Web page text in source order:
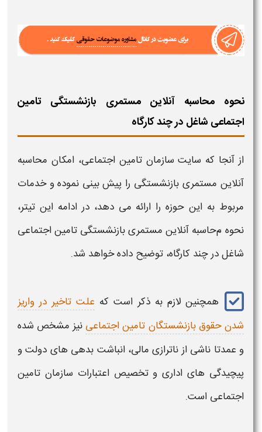
نحوه محاسبه آنلاین مستمری بازنشستگی تامین
اجتماعی شاغل در چند کارگاه
از آنجا که سایت سازمان تامین اجتماعی، امکان محاسبه
آنلاین مستمری بازنشستگی را پیش بینی نموده و خدمات
مربوط به این حوزه را ارائه می دهد، در ادامه این تیتر،
نحوه محاسبه آنلاین مستمری بازنشستگی تامین اجتماعی
شاغل در چند کارگاه، توضیح داده خواهد شد.
همچنین لازم به ذکر است که علت تاخیر در واریز
شدن حقوق بازنشستگان تامین اجتماعی نیز مشخص شده
و عمدتا ناشی از ناترازی مالی، انباشت بدهی‌ های دولت و
پیچیدگی‌ های اداری و تخصیص اعتبارات سازمان تامین
اجتماعی است.